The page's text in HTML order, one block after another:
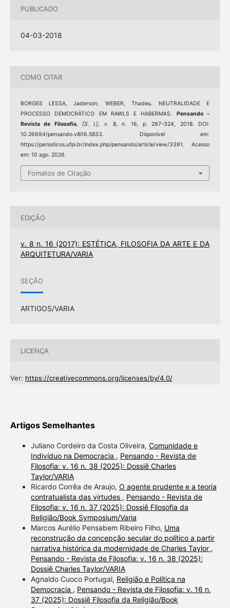
PUBLICADO
04-03-2018
COMO CITAR
BORGES LESSA, Jaderson; WEBER, Thadeu. NEUTRALIDADE E
PROCESSO DEMOCRÁTICO EM RAWLS E HABERMAS. Pensando -
Revista de Filosofia, [S. l.], v. 8, n. 16, p. 297–324, 2018. DOI:
10.26694/pensando.v8i16.5833. Disponível em:
https://periodicos.ufpi.br/index.php/pensando/article/view/3391. Acesso
em: 10 ago. 2026.
Fomatos de Citação
EDIÇÃO
v. 8 n. 16 (2017): ESTÉTICA, FILOSOFIA DA ARTE E DA
ARQUITETURA/VARIA
SEÇÃO
ARTIGOS/VARIA
LICENÇA
Ver: https://creativecommons.org/licenses/by/4.0/
Artigos Semelhantes
Juliano Cordeiro da Costa Oliveira, Comunidade e
Indivíduo na Democracia , Pensando - Revista de
Filosofia: v. 16 n. 38 (2025): Dossiê Charles
Taylor/VARIA
Ricardo Corrêa de Araujo, O agente prudente e a teoria
contratualista das virtudes , Pensando - Revista de
Filosofia: v. 16 n. 37 (2025): Dossiê Filosofia da
Religião/Book Symposium/Varia
Marcos Aurélio Pensabem Ribeiro Filho, Uma
reconstrução da concepção secular do político a partir
narrativa histórica da modernidade de Charles Taylor ,
Pensando - Revista de Filosofia: v. 16 n. 38 (2025):
Dossiê Charles Taylor/VARIA
Agnaldo Cuoco Portugal, Religião e Política na
Democracia , Pensando - Revista de Filosofia: v. 16 n.
37 (2025): Dossiê Filosofia da Religião/Book